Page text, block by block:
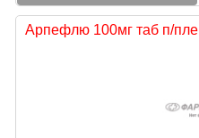
Арпефлю 100мг таб п/